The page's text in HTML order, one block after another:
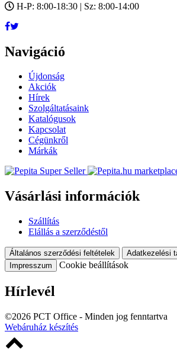
H-P: 8:00-18:30 | Sz: 8:00-14:00
Navigáció
Újdonság
Akciók
Hírek
Szolgáltatásaink
Katalógusok
Kapcsolat
Cégünkről
Márkák
Vásárlási információk
Szállítás
Elállás a szerződéstől
Általános szerződési feltételek
Adatkezelési
Impresszum
Cookie beállítások
Hírlevél
©2026 PCT Office - Minden jog fenntartva
Webáruház készítés